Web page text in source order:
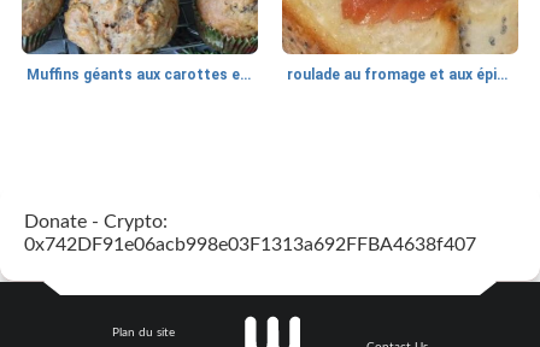
Muffins géants aux carottes et à la banane de Nif roulade au fromage et aux épinards
Donate - Crypto:
0x742DF91e06acb998e03F1313a692FFBA4638f407
Plan du site